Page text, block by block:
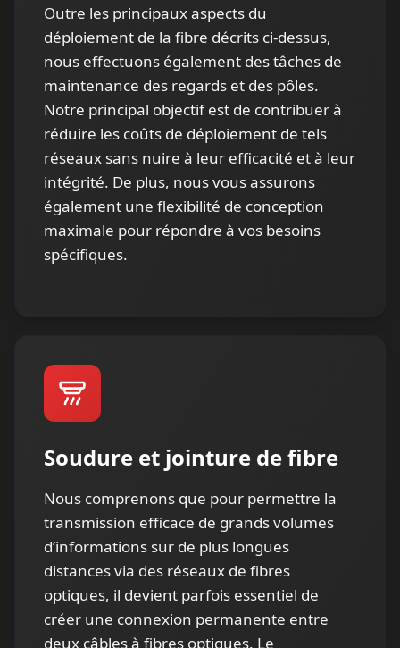
Outre les principaux aspects du
déploiement de la fibre décrits ci-dessus,
nous effectuons également des tâches de
maintenance des regards et des pôles.
Notre principal objectif est de contribuer à
réduire les coûts de déploiement de tels
réseaux sans nuire à leur efficacité et à leur
intégrité. De plus, nous vous assurons
également une flexibilité de conception
maximale pour répondre à vos besoins
spécifiques.
Soudure et jointure de fibre
Nous comprenons que pour permettre la
transmission efficace de grands volumes
d’informations sur de plus longues
distances via des réseaux de fibres
optiques, il devient parfois essentiel de
créer une connexion permanente entre
deux câbles à fibres optiques. Le